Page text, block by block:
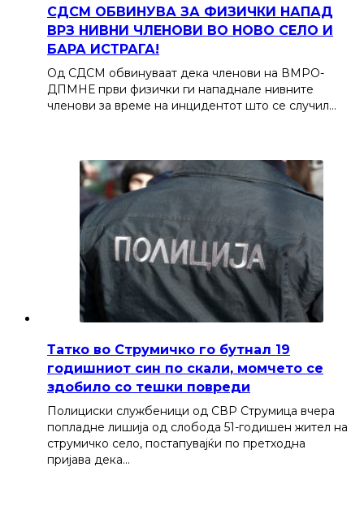
СДСМ ОБВИНУВА ЗА ФИЗИЧКИ НАПАД
ВРЗ НИВНИ ЧЛЕНОВИ ВО НОВО СЕЛО И
БАРА ИСТРАГА!
Од СДСМ обвинуваат дека членови на ВМРО-
ДПМНЕ први физички ги нападнале нивните
членови за време на инцидентот што се случил…
Татко во Струмичко го бутнал 19
годишниот син по скали, момчето се
здобило со тешки повреди
Полициски службеници од СВР Струмица вчера
попладне лишија од слобода 51-годишен жител на
струмичко село, постапувајќи по претходна
пријава дека…